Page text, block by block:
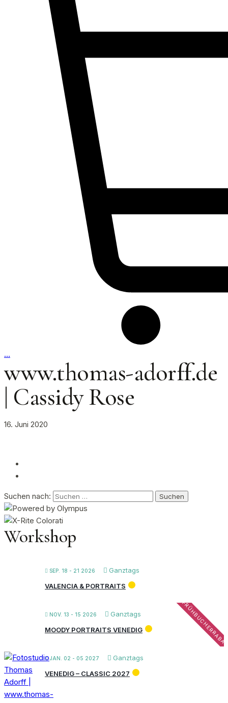
…
www.thomas-adorff.de
| Cassidy Rose
16. Juni 2020
Suchen nach:
Workshop
SEP. 18 - 21 2026
Ganztags
VALENCIA & PORTRAITS
NOV. 13 - 15 2026 Ganztags
MOODY PORTRAITS VENEDIG
JAN. 02 - 05 2027
Ganztags
VENEDIG – CLASSIC 2027